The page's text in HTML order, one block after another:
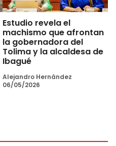
Estudio revela el
machismo que afrontan
la gobernadora del
Tolima y la alcaldesa de
Ibagué
Alejandro Hernández
06/05/2026